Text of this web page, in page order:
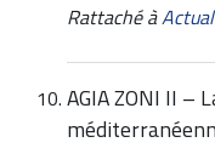
Rattaché à
AGIA ZONI II –